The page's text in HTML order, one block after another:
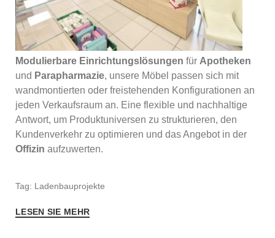
Modulierbare Einrichtungslösungen für Apotheken
und Parapharmazie, unsere Möbel passen sich mit
wandmontierten oder freistehenden Konfigurationen an
jeden Verkaufsraum an. Eine flexible und nachhaltige
Antwort, um Produktuniversen zu strukturieren, den
Kundenverkehr zu optimieren und das Angebot in der
Offizin aufzuwerten.
Tag: Ladenbauprojekte
LESEN SIE MEHR